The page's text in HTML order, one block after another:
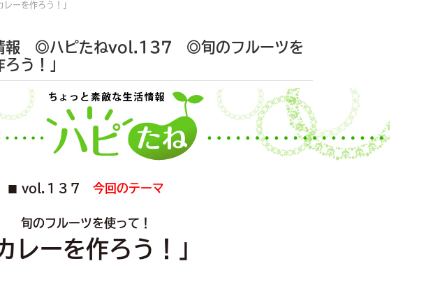
ーを作ろう！」
情報 ◎ハピたねvol.137 ◎旬のフルーツを
う！」
vol.１３７ 今回のテーマ
旬のフルーツを使って！
レーを作ろう！」